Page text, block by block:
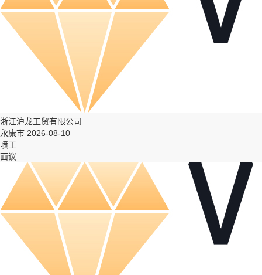
浙江沪龙工贸有限公司
永康市 2026-08-10
喷工
面议